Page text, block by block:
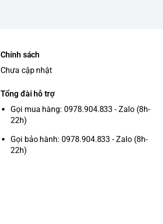
Chính sách
Chưa cập nhật
Tổng đài hỗ trợ
Gọi mua hàng: 0978.904.833 - Zalo (8h-
22h)
Gọi bảo hành: 0978.904.833 - Zalo (8h-
22h)